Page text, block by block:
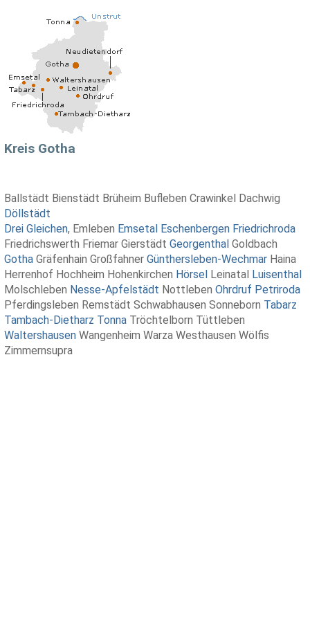
Kreis Gotha
Ballstädt Bienstädt Brüheim Bufleben Crawinkel Dachwig
Döllstädt
Drei Gleichen, Emleben Emsetal Eschenbergen Friedrichroda
Friedrichswerth Friemar GierstädtGeorgenthal Goldbach
Gotha Gräfenhain GroßfahnerGünthersleben-Wechmar Haina
Herrenhof Hochheim Hohenkirchen Hörsel Leinatal Luisenthal
Molschleben Nesse-Apfelstädt NottlebenOhrdruf Petriroda
Pferdingsleben Remstädt Schwabhausen Sonneborn Tabarz
Tambach-Dietharz Tonna Tröchtelborn Tüttleben
WaltershausenWangenheim Warza Westhausen Wölfis
Zimmernsupra